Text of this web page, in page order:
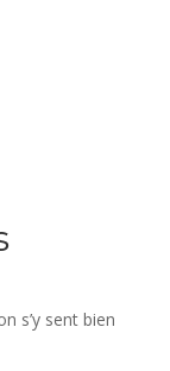
s’y sent bien